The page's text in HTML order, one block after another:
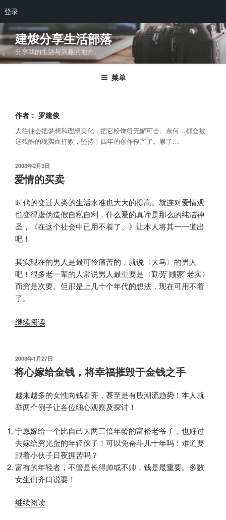
登录
跳
至
内
容
建焌分享生活部落
分享我的生活与兴趣的地方。
菜单
作者： 罗建俊
人往往会把梦想和理想美化，把它粉饰得无懈可击。奈何…都会被
这残酷的现实而打败，坚持十四年的创作停产了。累了…
发
布
于
2008年2月3日
爱情的买卖
时代的变迁人类的生活水准也大大的提高。就连对爱情观
也变得虚伪造假自私自利，什么爱的真谛是那么的纯洁神
圣，《在这个社会中已用不着了。》让本人将其一一道出
吧！
其实现在的男人是最可怜痛苦的，就说〈大马〉的男人
吧！很多老一辈的人常说男人最重要是〈勤劳`顾家`老实〉
而穷是次要。但那是上几十个年代的想法，现在可用不着
了。
继续阅读“爱
买
卖”
发
布
于
2008年1月27日
将心嫁给金钱，将幸福摧毁于金钱之手
越来越多的女性向钱看齐，甚至是有股潮流趋势！本人就
举两个例子让各位细心观察及探讨！
宁愿嫁给一个比自己大两三倍年龄的富裕老爷子，也好过
去嫁给穷光蛋的年轻伙子！可以免奋斗几十年吗！难道要
跟着小伙子日夜捱苦吗？
富有的年轻者，不管是长得帅或不帅，钱是最重要。多数
女生们齐口说要！
继续阅读“将